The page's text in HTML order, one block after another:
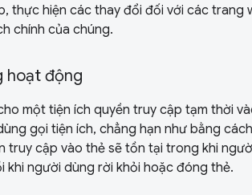
thực hiện các thay đổi đối với các trang
chính của chúng.
hoạt động
một tiện ích quyền truy cập tạm thời
gọi tiện ích, chẳng hạn như bằng
truy cập vào thẻ sẽ tồn tại trong khi
khi người dùng rời khỏi hoặc đóng thẻ.